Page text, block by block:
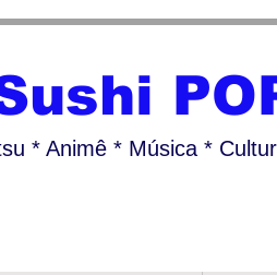
* Animê * Música *